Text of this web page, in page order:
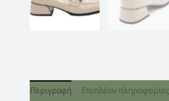
Περιγραφή Επιπλέον πληροφορίες